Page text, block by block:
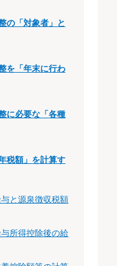
の「対象者」と
を「年末に行わ
に必要な「各種
税額」を計算す
与と源泉徴収税額
与所得控除後の給